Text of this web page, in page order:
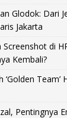
Glodok: Dari
Jakarta
di
Kembali?
‘Golden Team’
Pentingnya